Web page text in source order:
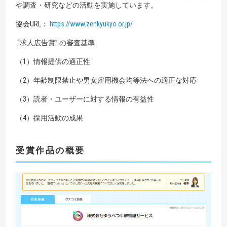
や調査・研究などの活動を実施しています。
協会URL： https://www.zenkyukyo.or.jp/
“求人広告賞” の審査基準
（1）情報提供の適正性
（2）年齢制限禁止や男女雇用機会均等法への適正な対応
（3）読者・ユーザーに対する情報の有益性
（4）採用活動の成果
受賞作品の概要